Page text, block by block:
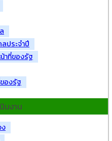
ประจำปี
าที่ของรัฐ
องรัฐ
นงาน